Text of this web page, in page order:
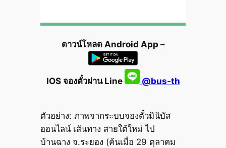
ดาวน์โหลด Android App –
IOS จองตั๋วผ่าน Line @bus-th
ตัวอย่าง: ภาพจากระบบจองตั๋วมินิบัส
ออนไลน์ เส้นทาง สายใต้ใหม่ ไป
บ้านฉาง จ.ระยอง (ค้นเมื่อ 29 ตุลาคม